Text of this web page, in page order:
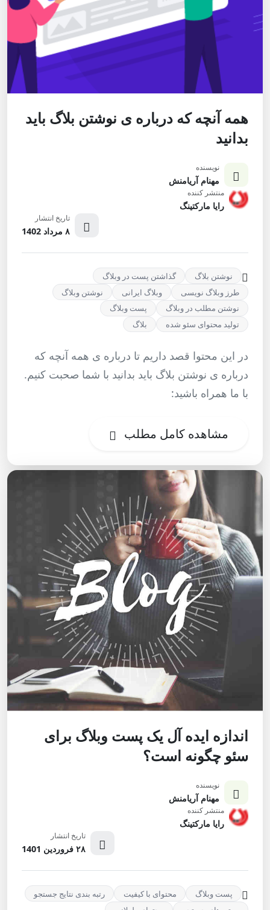
همه آنچه که درباره ی نوشتن بلاگ باید
بدانید
نویسنده
مهنام آریامنش
منتشر کننده
رایا مارکتینگ
تاریخ انتشار
۸ مرداد 1402
نوشتن بلاگ
گذاشتن پست در وبلاگ
طرز وبلاگ نویسی
وبلاگ ایرانی
نوشتن وبلاگ
نوشتن مطلب در وبلاگ
پست وبلاگ
تولید محتوای سئو شده
بلاگ
در این محتوا قصد داریم تا درباره ی همه آنچه که
درباره ی نوشتن بلاگ باید بدانید با شما صحبت کنیم.
با ما همراه باشید:
مشاهده کامل مطلب
اندازه ایده آل یک پست وبلاگ برای
سئو چگونه است؟
نویسنده
مهنام آریامنش
منتشر کننده
رایا مارکتینگ
تاریخ انتشار
۲۸ فروردین 1401
پست وبلاگ محتوای با کیفیت
رتبه بندی نتایج جستجو